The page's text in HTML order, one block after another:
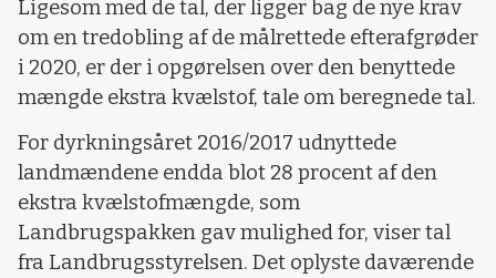
Ligesom med de tal, der ligger bag de nye krav
om en tredobling af de målrettede efterafgrøder
i 2020, er der i opgørelsen over den benyttede
mængde ekstra kvælstof, tale om beregnede tal.
For dyrkningsåret 2016/2017 udnyttede
landmændene endda blot 28 procent af den
ekstra kvælstofmængde, som
Landbrugspakken gav mulighed for, viser tal
fra Landbrugsstyrelsen. Det oplyste daværende